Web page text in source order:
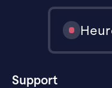
Support